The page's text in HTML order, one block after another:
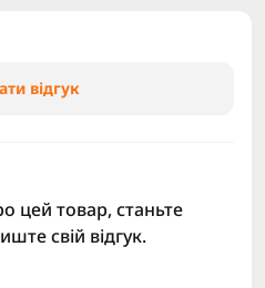
відгук
цей товар, станьте
свій відгук.